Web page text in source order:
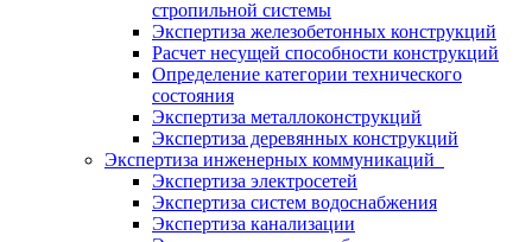
стропильной системы
Экспертиза железобетонных конструкций
Расчет несущей способности конструкций
Определение категории технического
состояния
Экспертиза металлоконструкций
Экспертиза деревянных конструкций
Экспертиза инженерных коммуникаций
Экспертиза электросетей
Экспертиза систем водоснабжения
Экспертиза канализации